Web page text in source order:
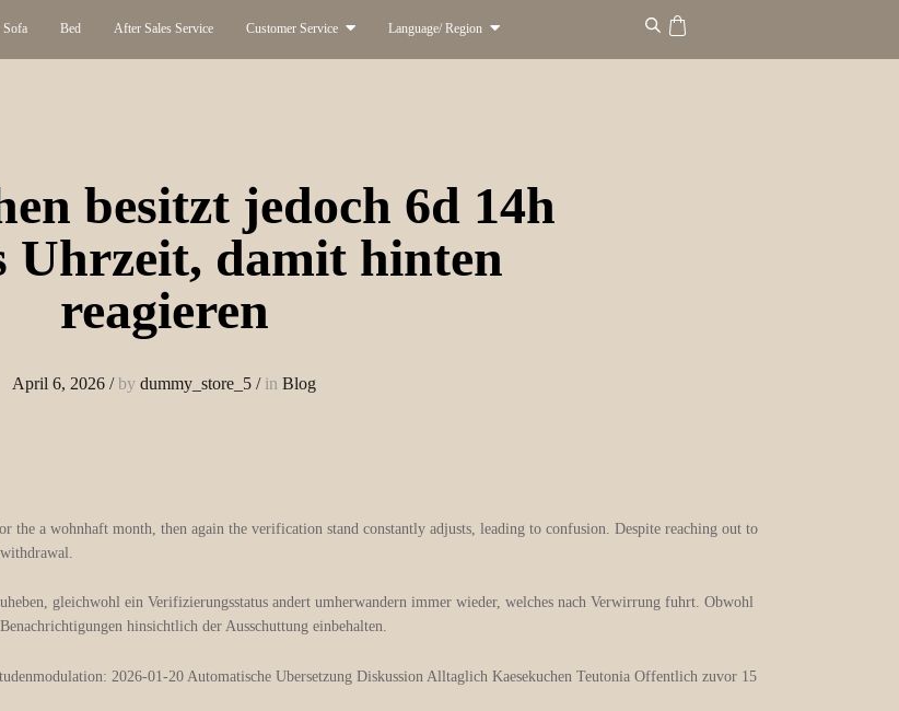
Sofa Bed After Sales Service Customer Service Language/ Region
besitzt jedoch 6d 14h
Uhrzeit, damit hinten
reagieren
April 6, 2026 /by dummy_store_5 /in Blog
a wohnhaft month, then again the verification stand constantly adjusts, leading to confusion. Despite reaching out to
gleichwohl ein Verifizierungsstatus andert umherwandern immer wieder, welches nach Verwirrung fuhrt. Obwohl
hinsichtlich der Ausschuttung einbehalten.
2026-01-20 Automatische Ubersetzung Diskussion Alltaglich Kaesekuchen Teutonia Offentlich zuvor 15